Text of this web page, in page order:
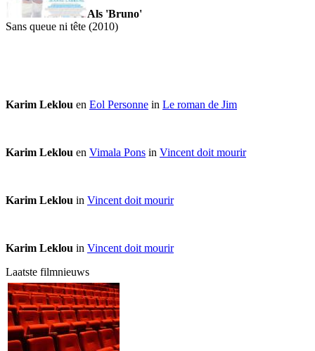
Als 'Bruno'
Sans queue ni tête (2010)
Karim Leklou en Eol Personne in Le roman de Jim
Karim Leklou en Vimala Pons in Vincent doit mourir
Karim Leklou in Vincent doit mourir
Karim Leklou in Vincent doit mourir
Laatste filmnieuws